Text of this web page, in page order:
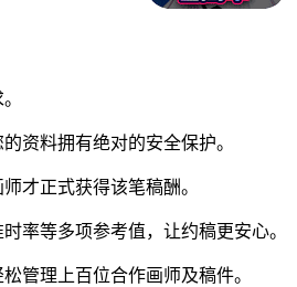
资料拥有绝对的安全保护。
才正式获得该笔稿酬。
等多项参考值，让约稿更安心。
理上百位合作画师及稿件。